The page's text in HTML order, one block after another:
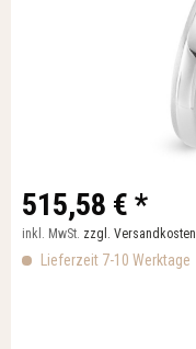
515,58 € *
inkl. MwSt. zzgl. Versandkosten
Lieferzeit 7-10 Werktage